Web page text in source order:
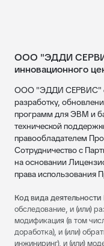
ООО "ЭДДИ
инновационного
ООО "ЭДДИ СЕРВИС"
разработку,
программ для ЭВМ и
технической
правообладателем
Сотрудничество с
на основании
права использования
Код вида
обследование, и (или)
модификация (в том
доработка), и (или)
инжиниринг), и (или)